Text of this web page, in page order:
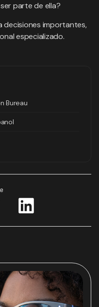
parte de ella?
decisiones importantes,
especializado.
Bureau